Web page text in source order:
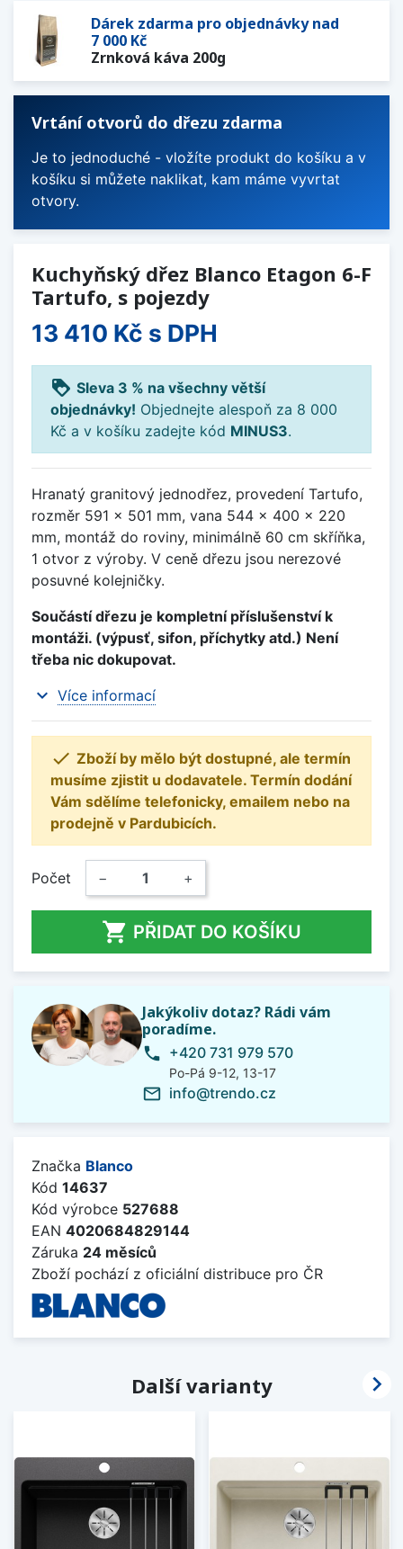
Dárek zdarma pro objednávky nad
7 000 Kč
Zrnková káva 200g
Vrtání otvorů do dřezu zdarma
Je to jednoduché - vložíte produkt do košíku a v
košíku si můžete naklikat, kam máme vyvrtat
otvory.
Kuchyňský dřez Blanco Etagon 6-F
Tartufo, s pojezdy
13 410 Kč s DPH
loyalty Sleva 3 % na všechny větší
objednávky! Objednejte alespoň za 8 000
Kč a v košíku zadejte kód MINUS3.
Hranatý granitový jednodřez, provedení Tartufo,
rozměr 591 x 501 mm, vana 544 x 400 x 220
mm, montáž do roviny, minimálně 60 cm skříňka,
1 otvor z výroby. V ceně dřezu jsou nerezové
posuvné kolejničky.
Součástí dřezu je kompletní příslušenství k
montáži. (výpusť, sifon, příchytky atd.) Není
třeba nic dokupovat.
expand_more Více informací
 Zboží by mělo být dostupné, ale termín
musíme zjistit u dodavatele. Termín dodání
Vám sdělíme telefonicky, emailem nebo na
prodejně v Pardubicích.
Počet − +
 PŘIDAT DO KOŠÍKU
Jakýkoliv dotaz? Rádi vám
poradíme.
phone +420 731 979 570
Po-Pá 9-12, 13-17
mail_outline info@trendo.cz
Značka Blanco
Kód 14637
Kód výrobce 527688
EAN 4020684829144
Záruka 24 měsíců
Zboží pochází z oficiální distribuce pro ČR
Další varianty 